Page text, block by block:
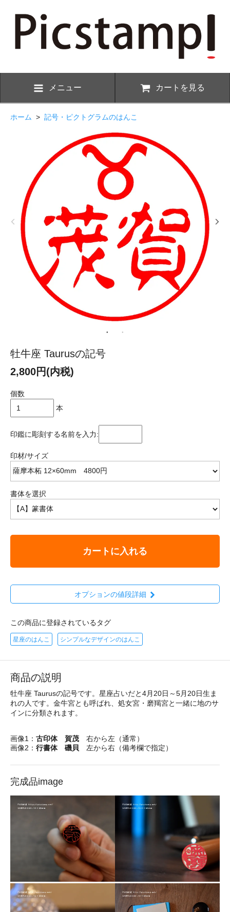
メニュー カートを見る
ホーム > 記号・ピクトグラムのはんこ
牡牛座 Taurusの記号
2,800円(内税)
個数
本
印鑑に彫刻する名前を入力:
印材/サイズ
書体を選択
カートに入れる
オプションの値段詳細
この商品に登録されているタグ
星座のはんこ シンプルなデザインのはんこ
商品の説明
牡牛座 Taurusの記号です。星座占いだと4月20日～5月20日生ま
れの人です。金牛宮とも呼ばれ、処女宮・磨羯宮と一緒に地のサ
インに分類されます。
画像1： 古印体 賀茂 右から左（通常）
画像2： 行書体 磯貝 左から右（備考欄で指定）
完成品image